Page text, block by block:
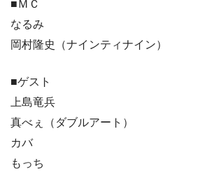
■ＭＣ
なるみ
岡村隆史（ナインティナイン）
■ゲスト
上島竜兵
真べぇ（ダブルアート）
カバ
もっち